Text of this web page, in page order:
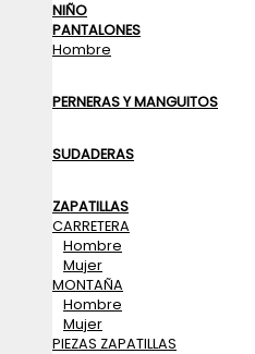
NIÑO
PANTALONES
Hombre
PERNERAS Y MANGUITOS
SUDADERAS
ZAPATILLAS
CARRETERA
Hombre
Mujer
MONTAÑA
Hombre
Mujer
PIEZAS ZAPATILLAS